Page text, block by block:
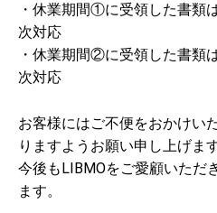
・休業期間①に受領した書類
次対応
・休業期間②に受領した書類
次対応
お客様にはご不便をおかけい
りますようお願い申し上げます
今後もLIBMOをご愛顧いただ
ます。